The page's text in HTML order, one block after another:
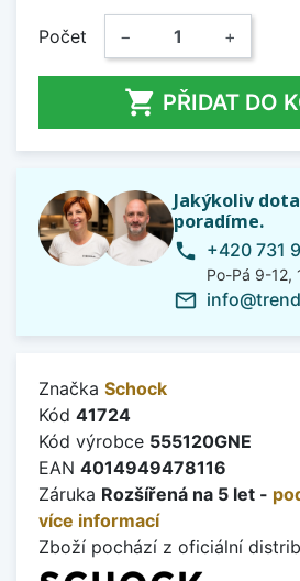
Počet − +
 PŘIDAT DO
Jakýkoliv
poradíme.
phone +420 731
Po-Pá 9-12,
mail_outline
Značka Schock
Kód 41724
Kód výrobce 555120GNE
EAN 4014949478116
Záruka Rozšířená na 5 let -
více informací
Zboží pochází z oficiální